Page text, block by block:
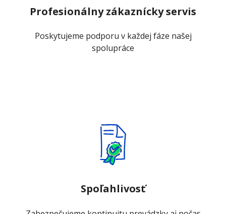
Profesionálny zákaznícky servis
Poskytujeme podporu v každej fáze našej
spolupráce
Spoľahlivosť